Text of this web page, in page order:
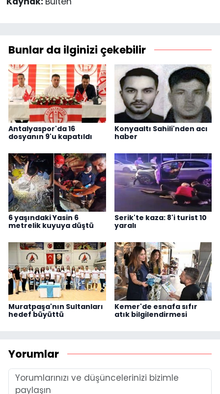
Bunlar da ilginizi çekebilir
Antalyaspor'da 16
dosyanın 9'u kapatıldı
Konyaaltı Sahili'nden acı
haber
6 yaşındaki Yasin 6
metrelik kuyuya düştü
Serik'te kaza: 8'i turist 10
yaralı
Muratpaşa'nın Sultanları
hedef büyüttü
Kemer'de esnafa sıfır
atık bilgilendirmesi
Yorumlar